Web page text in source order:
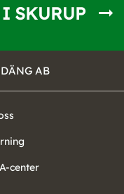
SKURUP
AB
center